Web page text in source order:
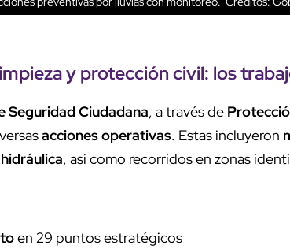
yprotección civil: los
Seguridad Ciudadana, a través de
acciones operativas. Estas incluyeron
, así como recorridos en zonas
en 29 puntos estratégicos